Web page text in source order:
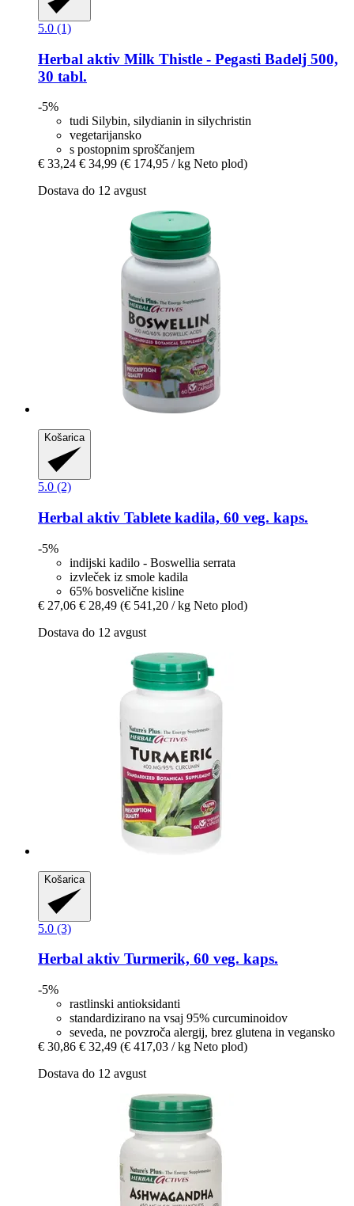
5.0 (1)
Herbal aktiv Milk Thistle -​ Pegasti Badelj 500,
30 tabl.
-5%
tudi Silybin, silydianin in silychristin
vegetarijansko
s postopnim sproščanjem
€ 33,24 € 34,99 (€ 174,95 / kg Neto plod)
Dostava do 12 avgust
Košarica
5.0 (2)
Herbal aktiv Tablete kadila, 60 veg. kaps.
-5%
indijski kadilo - Boswellia serrata
izvleček iz smole kadila
65% bosvelične kisline
€ 27,06 € 28,49 (€ 541,20 / kg Neto plod)
Dostava do 12 avgust
Košarica
5.0 (3)
Herbal aktiv Turmerik, 60 veg. kaps.
-5%
rastlinski antioksidanti
standardizirano na vsaj 95% curcuminoidov
seveda, ne povzroča alergij, brez glutena in vegansko
€ 30,86 € 32,49 (€ 417,03 / kg Neto plod)
Dostava do 12 avgust